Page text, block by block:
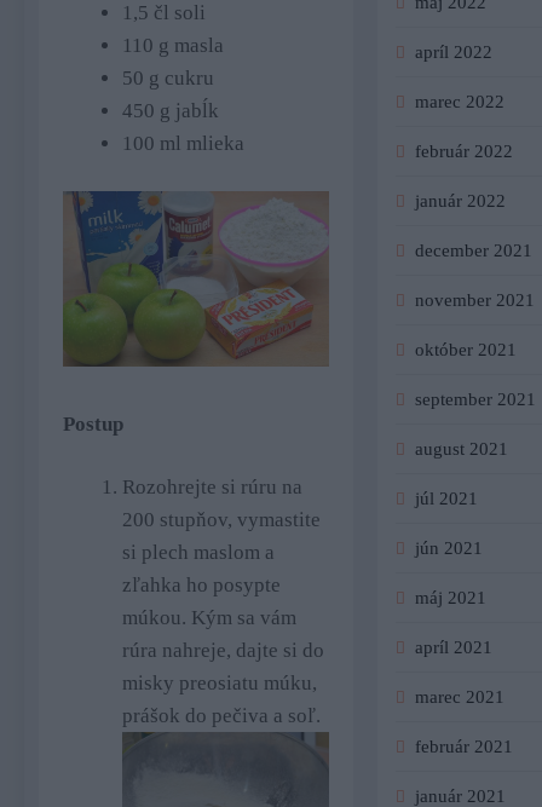
1,5 čl soli
110 g masla
50 g cukru
450 g jabĺk
100 ml mlieka
Postup
Rozohrejte si rúru na
200 stupňov, vymastite
si plech maslom a
zľahka ho posypte
múkou. Kým sa vám
rúra nahreje, dajte si do
misky preosiatu múku,
prášok do pečiva a soľ.
apríl 2022
marec 2022
február 2022
január 2022
december 2021
november 2021
október 2021
september 2021
august 2021
júl 2021
jún 2021
máj 2021
apríl 2021
marec 2021
február 2021
január 2021